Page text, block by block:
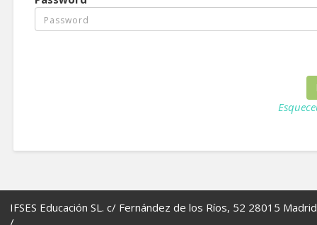
IFSES Educación SL. c/ Fernández de los Ríos, 52 28015